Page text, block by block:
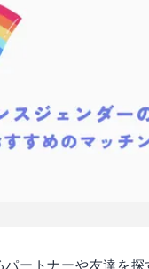
ートナーや友達を